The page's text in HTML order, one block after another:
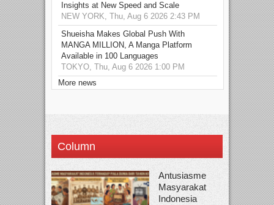
Insights at New Speed and Scale
NEW YORK, Thu, Aug 6 2026 2:43 PM
Shueisha Makes Global Push With
MANGA MILLION, A Manga Platform
Available in 100 Languages
TOKYO, Thu, Aug 6 2026 1:00 PM
More news
Column
Antusiasme
Masyarakat
Indonesia